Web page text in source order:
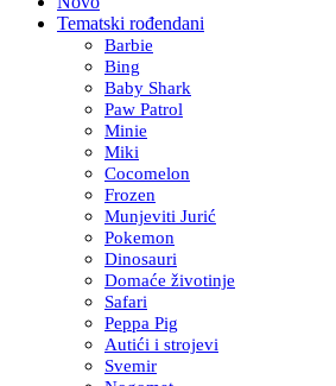
Tematski rođendani
Barbie
Bing
Baby Shark
Paw Patrol
Minie
Miki
Cocomelon
Frozen
Munjeviti Jurić
Pokemon
Dinosauri
Domaće životinje
Safari
Peppa Pig
Autići i strojevi
Svemir